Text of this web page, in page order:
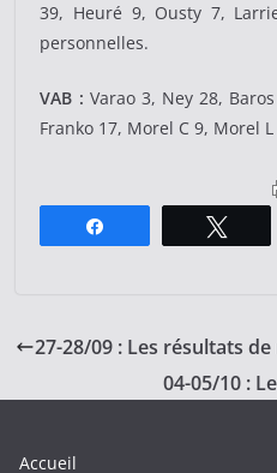
39, Heuré 9, Ousty 7,
personnelles.
VAB : Varao 3, Ney 28,
Franko 17, Morel C 9, Morel
27-28/09 : Les résultats
04-05/10 :
Accueil